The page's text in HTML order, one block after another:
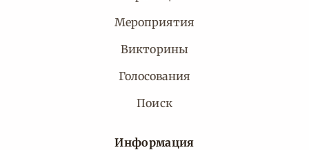
Мероприятия
Викторины
Голосования
Поиск
Информация